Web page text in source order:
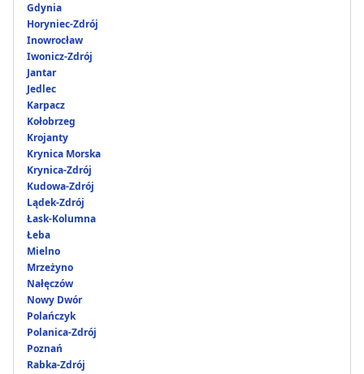
Gdynia
Horyniec-Zdrój
Inowrocław
Iwonicz-Zdrój
Jantar
Jedlec
Karpacz
Kołobrzeg
Krojanty
Krynica Morska
Krynica-Zdrój
Kudowa-Zdrój
Lądek-Zdrój
Łask-Kolumna
Łeba
Mielno
Mrzeżyno
Nałęczów
Nowy Dwór
Polańczyk
Polanica-Zdrój
Poznań
Rabka-Zdrój